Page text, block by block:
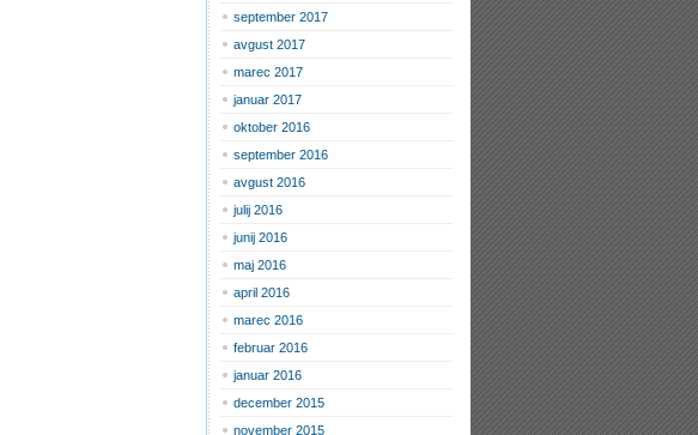
september 2017
avgust 2017
marec 2017
januar 2017
oktober 2016
september 2016
avgust 2016
julij 2016
junij 2016
maj 2016
april 2016
marec 2016
februar 2016
januar 2016
december 2015
november 2015